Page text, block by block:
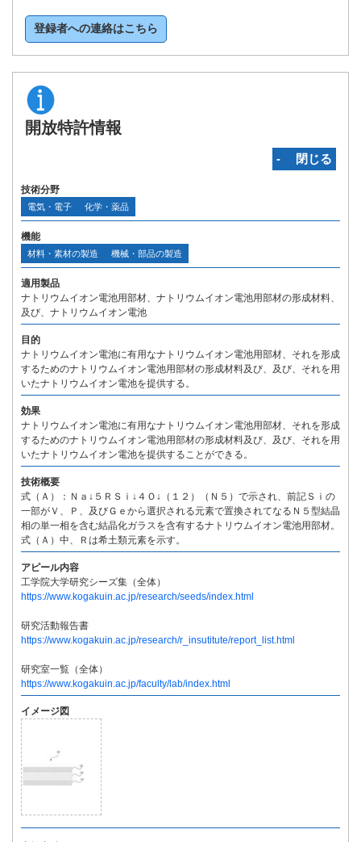
登録者への連絡はこちら
開放特許情報
‐ 閉じる
技術分野
電気・電子 化学・薬品
機能
材料・素材の製造 機械・部品の製造
適用製品
ナトリウムイオン電池用部材、ナトリウムイオン電池用部材の形成材料、
及び、ナトリウムイオン電池
目的
ナトリウムイオン電池に有用なナトリウムイオン電池用部材、それを形成
するためのナトリウムイオン電池用部材の形成材料及び、及び、それを用
いたナトリウムイオン電池を提供する。
効果
ナトリウムイオン電池に有用なナトリウムイオン電池用部材、それを形成
するためのナトリウムイオン電池用部材の形成材料及び、及び、それを用
いたナトリウムイオン電池を提供することができる。
技術概要
式（Ａ）：Ｎａ↓５ＲＳｉ↓４Ｏ↓（１２）（Ｎ５）で示され、前記Ｓｉの
一部がＶ、Ｐ、及びＧｅから選択される元素で置換されてなるＮ５型結晶
相の単一相を含む結晶化ガラスを含有するナトリウムイオン電池用部材。
式（Ａ）中、Ｒは希土類元素を示す。
アピール内容
工学院大学研究シーズ集（全体）
https://www.kogakuin.ac.jp/research/seeds/index.html
研究活動報告書
https://www.kogakuin.ac.jp/research/r_insutitute/report_list.html
研究室一覧（全体）
https://www.kogakuin.ac.jp/faculty/lab/index.html
イメージ図